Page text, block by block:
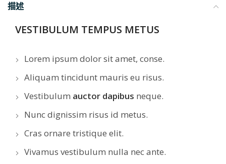
描述
VESTIBULUM TEMPUS METUS
Lorem ipsum dolor sit amet, conse.
Aliquam tincidunt mauris eu risus.
Vestibulum auctor dapibus neque.
Nunc dignissim risus id metus.
Cras ornare tristique elit.
Vivamus vestibulum nulla nec ante.